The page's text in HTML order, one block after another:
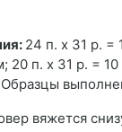
24 п. х 31 р. =
20 п. х 31 р. = 10
вяжется